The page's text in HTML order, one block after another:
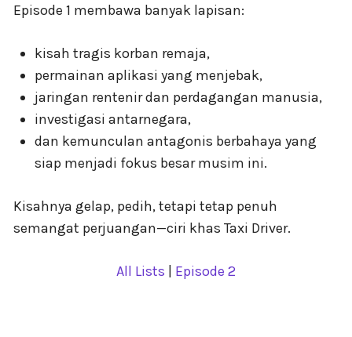
Episode 1 membawa banyak lapisan:
kisah tragis korban remaja,
permainan aplikasi yang menjebak,
jaringan rentenir dan perdagangan manusia,
investigasi antarnegara,
dan kemunculan antagonis berbahaya yang
siap menjadi fokus besar musim ini.
Kisahnya gelap, pedih, tetapi tetap penuh
semangat perjuangan—ciri khas Taxi Driver.
All Lists | Episode 2